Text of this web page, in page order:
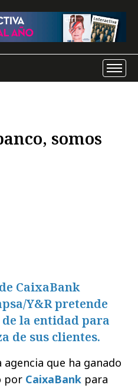
somos
CaixaBank
Y&R pretende
la entidad para
de sus clientes.
agencia que ha ganado
por CaixaBank para